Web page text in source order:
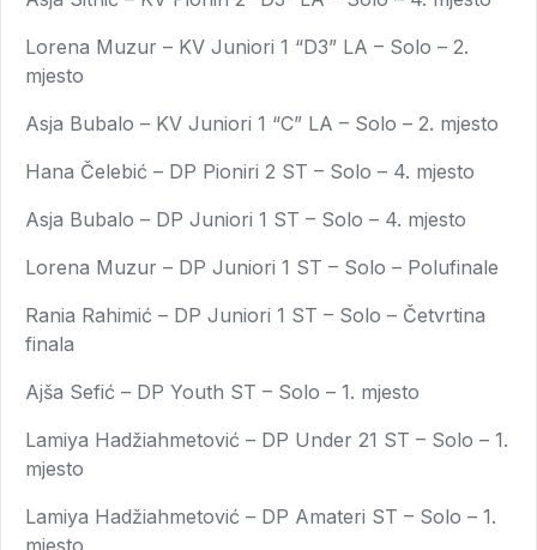
Lorena Muzur – KV Juniori 1 “D3” LA – Solo – 2.
mjesto
Asja Bubalo – KV Juniori 1 “C” LA – Solo – 2. mjesto
Hana Čelebić – DP Pioniri 2 ST – Solo – 4. mjesto
Asja Bubalo – DP Juniori 1 ST – Solo – 4. mjesto
Lorena Muzur – DP Juniori 1 ST – Solo – Polufinale
Rania Rahimić – DP Juniori 1 ST – Solo – Četvrtina
finala
Ajša Sefić – DP Youth ST – Solo – 1. mjesto
Lamiya Hadžiahmetović – DP Under 21 ST – Solo – 1.
mjesto
Lamiya Hadžiahmetović – DP Amateri ST – Solo – 1.
mjesto